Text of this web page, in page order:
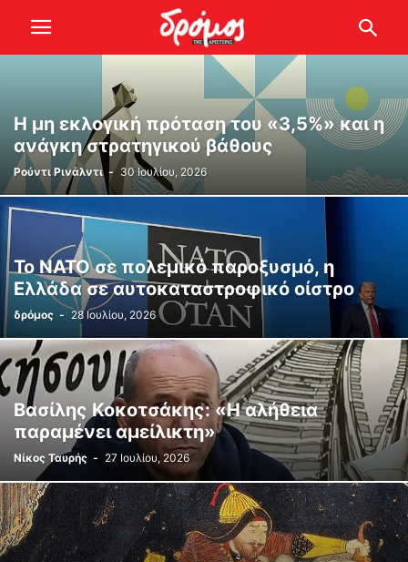
Η μη εκλογική πρόταση του «3,5%» και η
ανάγκη στρατηγικού βάθους
Ρούντι Ρινάλντι - 30 Ιουλίου, 2026
Το ΝΑΤΟ σε πολεμικό παροξυσμό, η
Ελλάδα σε αυτοκαταστροφικό οίστρο
δρόμος - 28 Ιουλίου, 2026
Βασίλης Κοκοτσάκης: «Η αλήθεια
παραμένει αμείλικτη»
Νίκος Ταυρής - 27 Ιουλίου, 2026